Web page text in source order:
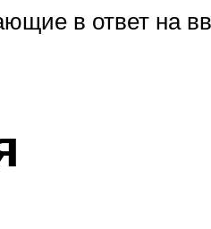
в ответ на